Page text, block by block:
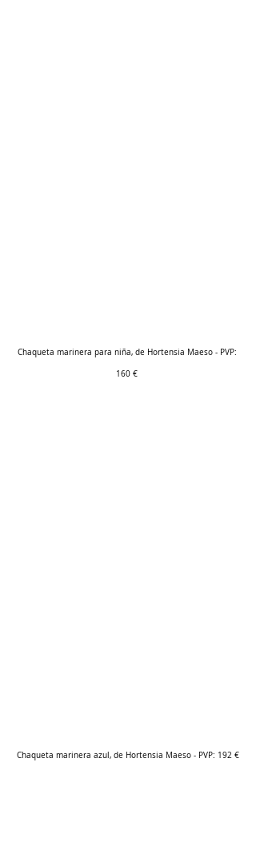
Chaqueta marinera para niña, de Hortensia Maeso - PVP:
160 €
Chaqueta marinera azul, de Hortensia Maeso - PVP: 192 €